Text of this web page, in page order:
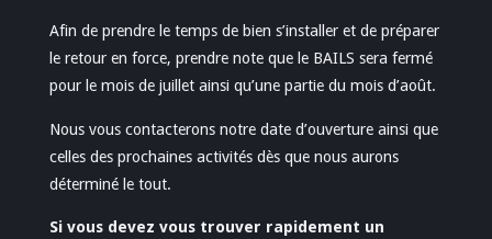
Afin de prendre le temps de bien s’installer et de préparer
le retour en force, prendre note que le BAILS sera fermé
pour le mois de juillet ainsi qu’une partie du mois d’août.
Nous vous contacterons notre date d’ouverture ainsi que
celles des prochaines activités dès que nous aurons
déterminé le tout.
Si vous devez vous trouver rapidement un